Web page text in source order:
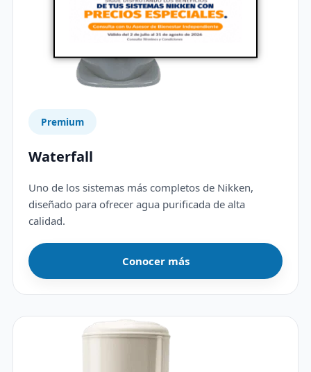
Premium
Waterfall
Uno de los sistemas más completos de Nikken,
diseñado para ofrecer agua purificada de alta
calidad.
Conocer más